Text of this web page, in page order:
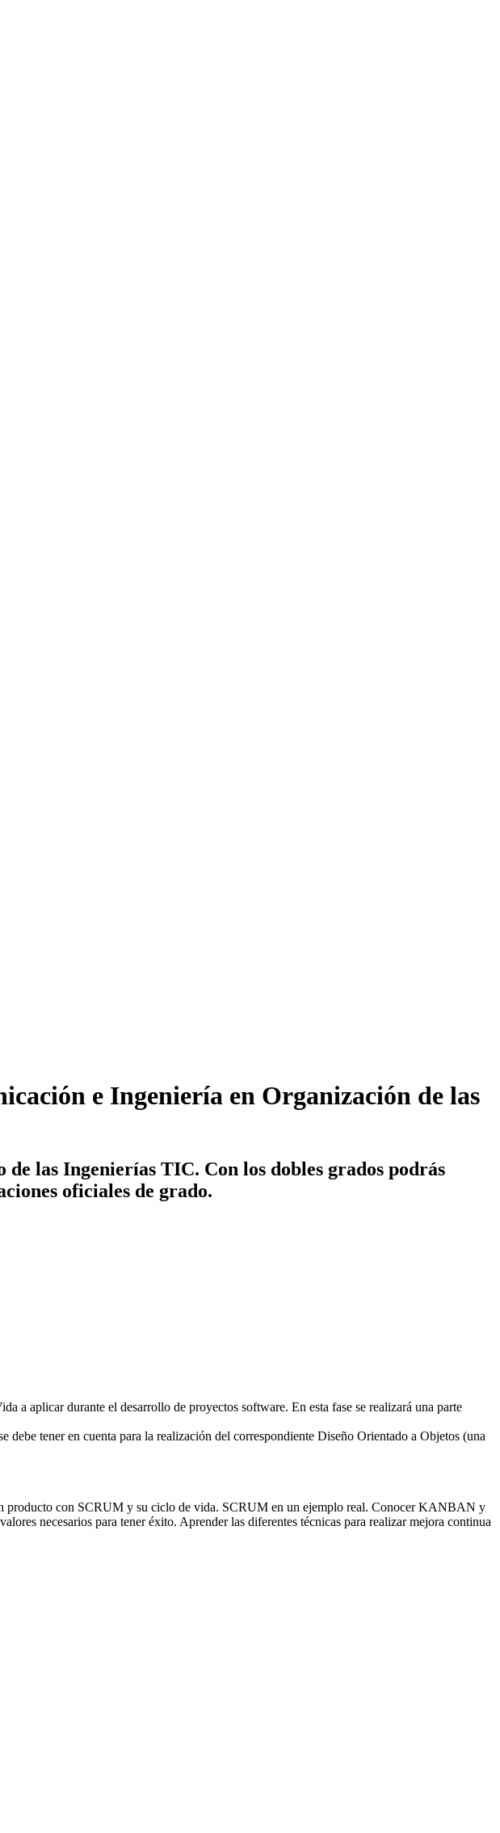
e Ingeniería en Organización de las
las Ingenierías TIC. Con los dobles grados podrás
oficiales de grado.
a aplicar durante el desarrollo de proyectos software. En esta fase se realizará una parte
tener en cuenta para la realización del correspondiente Diseño Orientado a Objetos (una
producto con SCRUM y su ciclo de vida. SCRUM en un ejemplo real. Conocer KANBAN y
necesarios para tener éxito. Aprender las diferentes técnicas para realizar mejora continua